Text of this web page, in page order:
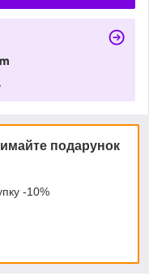
подарунок
-10%